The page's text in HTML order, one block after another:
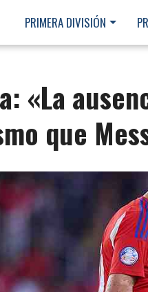
PRIMERA DIVISIÓN
«La
que